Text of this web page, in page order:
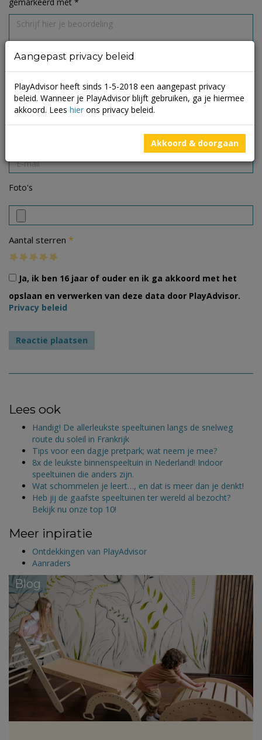
gemarkeerd met *
Foto's
Aantal sterren *
Ja, ik ben 16 jaar of ouder en ik ga akkoord met het
opslaan en verwerken van deze data door PlayAdvisor.
Privacy beleid
Lees ook
Handig! De allerleukste speeltuinen langs de snelweg
route du soleil in Frankrijk
Tips voor een dagje pretpark; wat neem je mee?
8x de leukste binnenspeeltuin in Nederland! Indoor
speeltuinen die anders zijn.
Wat schommelen je leert…, en dat is meer dan je denkt!
Heb jij de gaafste speeltuinen ter wereld al bezocht?
Bekijk nu onze top 10!
Meer inpiratie
Ontdekkingen van PlayAdvisor
Aanraders
Blog
Aangepast privacy beleid
PlayAdvisor heeft sinds 1-5-2018 een aangepast privacy
beleid. Wanneer je PlayAdvisor blijft gebruiken, ga je hiermee
akkoord. Lees hier ons privacy beleid.
Akkoord & doorgaan